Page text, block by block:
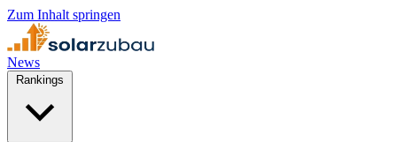
Zum Inhalt springen
News